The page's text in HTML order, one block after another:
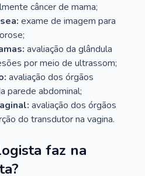
câncer de mama;
exame de imagem para
avaliação da glândula
por meio de ultrassom;
avaliação dos órgãos
parede abdominal;
avaliação dos órgãos
do transdutor na vagina.
faz na